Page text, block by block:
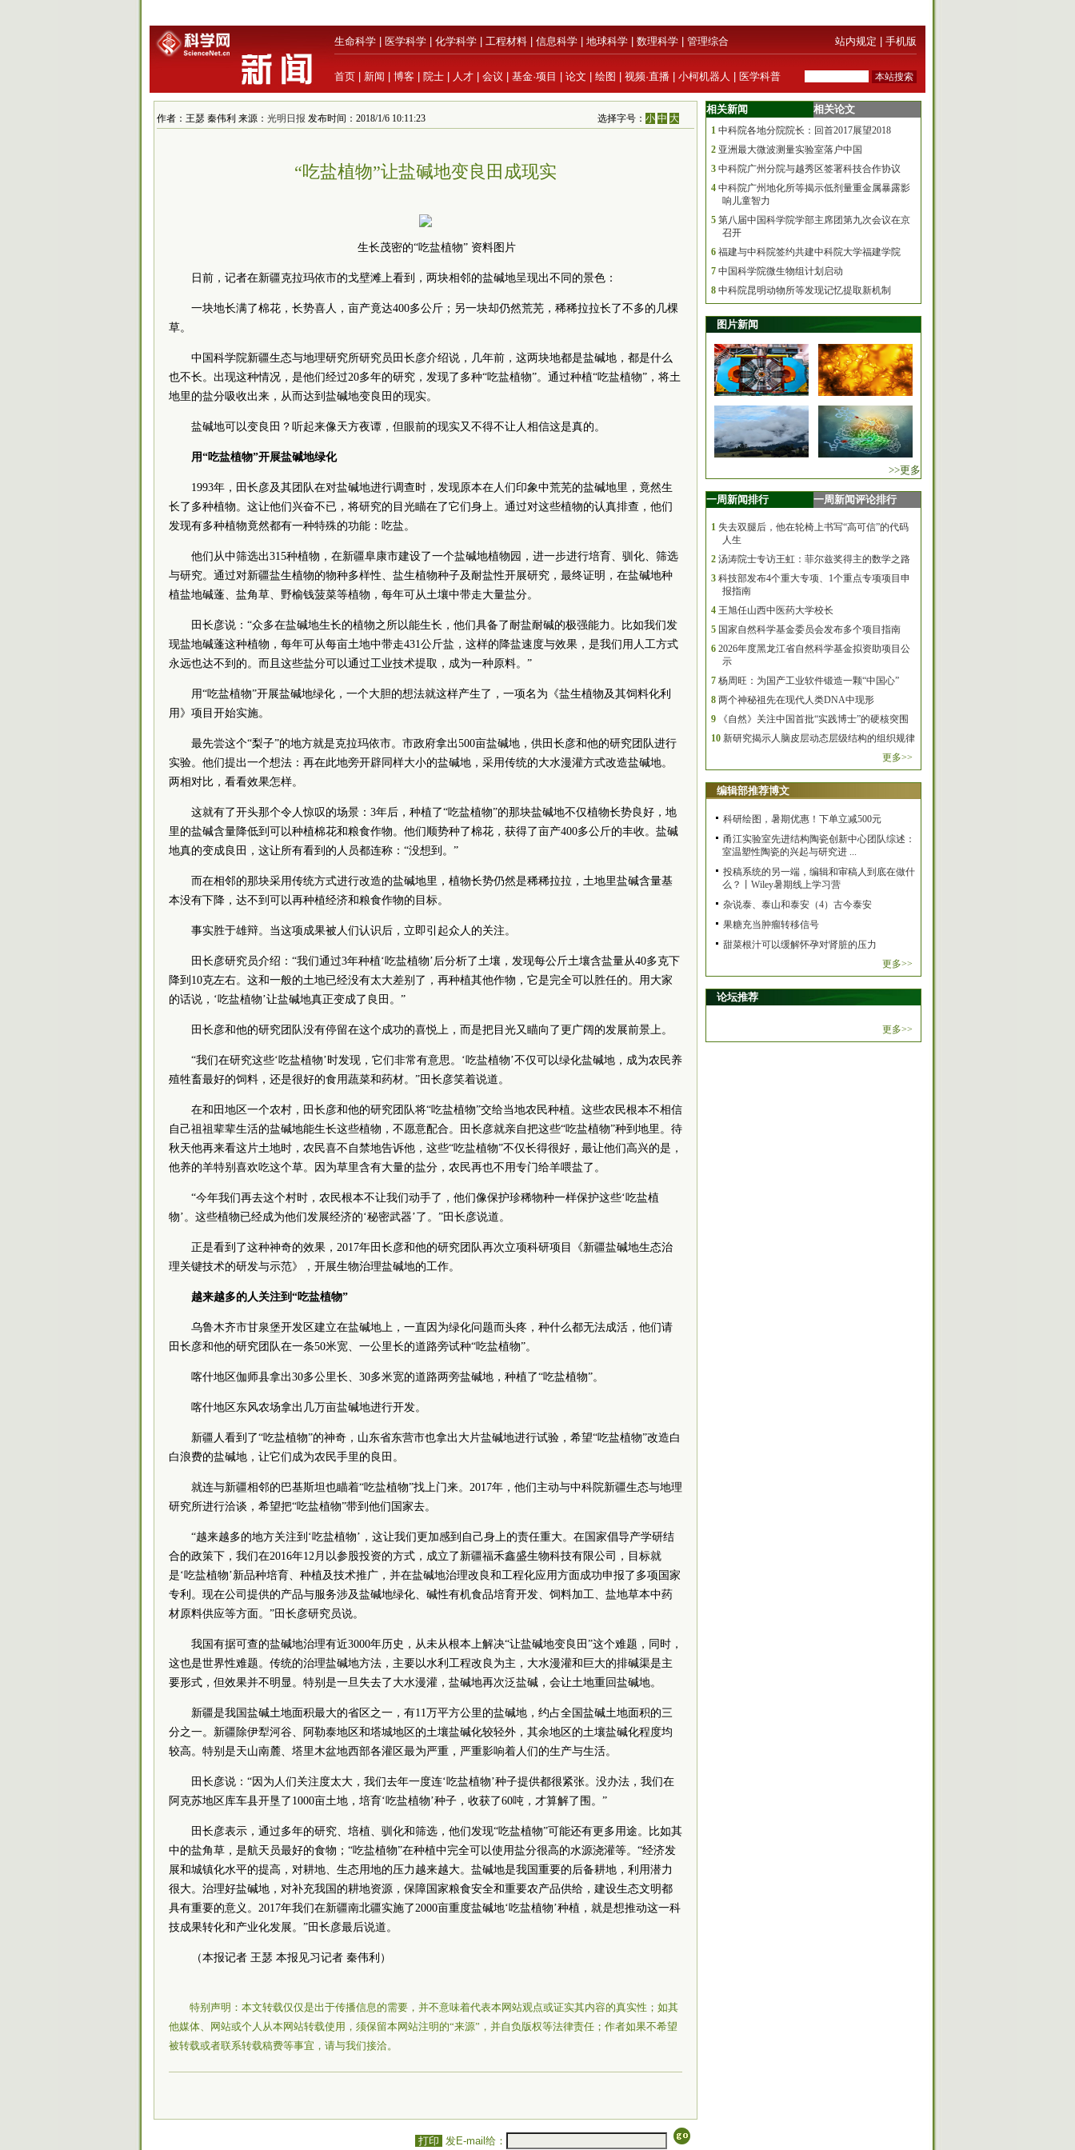
生命科学 医学科学 化学科学 工程材料 信息科学 地球科学 数理科学 管理综合 站内规定 手机版
首页 新闻 博客 院士 人才 会议 基金·项目 论文 绘图 视频·直播 小柯机器人 医学科普
作者：王瑟 秦伟利 来源： 光明日报 发布时间：2018/1/6 10:11:23 选择字号：小 中 大
“吃盐植物”让盐碱地变良田成现实
生长茂密的“吃盐植物” 资料图片
日前，记者在新疆克拉玛依市的戈壁滩上看到，两块相邻的盐碱地呈现出不同的景色：
一块地长满了棉花，长势喜人，亩产竟达400多公斤；另一块却仍然荒芜，稀稀拉拉长了不多的几棵
草。
中国科学院新疆生态与地理研究所研究员田长彦介绍说，几年前，这两块地都是盐碱地，都是什么
也不长。出现这种情况，是他们经过20多年的研究，发现了多种“吃盐植物”。通过种植“吃盐植物”，将土
地里的盐分吸收出来，从而达到盐碱地变良田的现实。
盐碱地可以变良田？听起来像天方夜谭，但眼前的现实又不得不让人相信这是真的。
用“吃盐植物”开展盐碱地绿化
1993年，田长彦及其团队在对盐碱地进行调查时，发现原本在人们印象中荒芜的盐碱地里，竟然生
长了多种植物。这让他们兴奋不已，将研究的目光瞄在了它们身上。通过对这些植物的认真排查，他们
发现有多种植物竟然都有一种特殊的功能：吃盐。
他们从中筛选出315种植物，在新疆阜康市建设了一个盐碱地植物园，进一步进行培育、驯化、筛选
与研究。通过对新疆盐生植物的物种多样性、盐生植物种子及耐盐性开展研究，最终证明，在盐碱地种
植盐地碱蓬、盐角草、野榆钱菠菜等植物，每年可从土壤中带走大量盐分。
田长彦说：“众多在盐碱地生长的植物之所以能生长，他们具备了耐盐耐碱的极强能力。比如我们发
现盐地碱蓬这种植物，每年可从每亩土地中带走431公斤盐，这样的降盐速度与效果，是我们用人工方式
永远也达不到的。而且这些盐分可以通过工业技术提取，成为一种原料。”
用“吃盐植物”开展盐碱地绿化，一个大胆的想法就这样产生了，一项名为《盐生植物及其饲料化利
用》项目开始实施。
最先尝这个“梨子”的地方就是克拉玛依市。市政府拿出500亩盐碱地，供田长彦和他的研究团队进行
实验。他们提出一个想法：再在此地旁开辟同样大小的盐碱地，采用传统的大水漫灌方式改造盐碱地。
两相对比，看看效果怎样。
这就有了开头那个令人惊叹的场景：3年后，种植了“吃盐植物”的那块盐碱地不仅植物长势良好，地
里的盐碱含量降低到可以种植棉花和粮食作物。他们顺势种了棉花，获得了亩产400多公斤的丰收。盐碱
地真的变成良田，这让所有看到的人员都连称：“没想到。”
而在相邻的那块采用传统方式进行改造的盐碱地里，植物长势仍然是稀稀拉拉，土地里盐碱含量基
本没有下降，达不到可以再种植经济和粮食作物的目标。
事实胜于雄辩。当这项成果被人们认识后，立即引起众人的关注。
田长彦研究员介绍：“我们通过3年种植‘吃盐植物’后分析了土壤，发现每公斤土壤含盐量从40多克下
降到10克左右。这和一般的土地已经没有太大差别了，再种植其他作物，它是完全可以胜任的。用大家
的话说，‘吃盐植物’让盐碱地真正变成了良田。”
田长彦和他的研究团队没有停留在这个成功的喜悦上，而是把目光又瞄向了更广阔的发展前景上。
“我们在研究这些‘吃盐植物’时发现，它们非常有意思。‘吃盐植物’不仅可以绿化盐碱地，成为农民养
殖牲畜最好的饲料，还是很好的食用蔬菜和药材。”田长彦笑着说道。
在和田地区一个农村，田长彦和他的研究团队将“吃盐植物”交给当地农民种植。这些农民根本不相信
自己祖祖辈辈生活的盐碱地能生长这些植物，不愿意配合。田长彦就亲自把这些“吃盐植物”种到地里。待
秋天他再来看这片土地时，农民喜不自禁地告诉他，这些“吃盐植物”不仅长得很好，最让他们高兴的是，
他养的羊特别喜欢吃这个草。因为草里含有大量的盐分，农民再也不用专门给羊喂盐了。
“今年我们再去这个村时，农民根本不让我们动手了，他们像保护珍稀物种一样保护这些‘吃盐植
物’。这些植物已经成为他们发展经济的‘秘密武器’了。”田长彦说道。
正是看到了这种神奇的效果，2017年田长彦和他的研究团队再次立项科研项目《新疆盐碱地生态治
理关键技术的研发与示范》，开展生物治理盐碱地的工作。
越来越多的人关注到“吃盐植物”
乌鲁木齐市甘泉堡开发区建立在盐碱地上，一直因为绿化问题而头疼，种什么都无法成活，他们请
田长彦和他的研究团队在一条50米宽、一公里长的道路旁试种“吃盐植物”。
喀什地区伽师县拿出30多公里长、30多米宽的道路两旁盐碱地，种植了“吃盐植物”。
喀什地区东风农场拿出几万亩盐碱地进行开发。
新疆人看到了“吃盐植物”的神奇，山东省东营市也拿出大片盐碱地进行试验，希望“吃盐植物”改造白
白浪费的盐碱地，让它们成为农民手里的良田。
就连与新疆相邻的巴基斯坦也瞄着“吃盐植物”找上门来。2017年，他们主动与中科院新疆生态与地理
研究所进行洽谈，希望把“吃盐植物”带到他们国家去。
“越来越多的地方关注到‘吃盐植物’，这让我们更加感到自己身上的责任重大。在国家倡导产学研结
合的政策下，我们在2016年12月以参股投资的方式，成立了新疆福禾鑫盛生物科技有限公司，目标就
是‘吃盐植物’新品种培育、种植及技术推广，并在盐碱地治理改良和工程化应用方面成功申报了多项国家
专利。现在公司提供的产品与服务涉及盐碱地绿化、碱性有机食品培育开发、饲料加工、盐地草本中药
材原料供应等方面。”田长彦研究员说。
我国有据可查的盐碱地治理有近3000年历史，从未从根本上解决“让盐碱地变良田”这个难题，同时，
这也是世界性难题。传统的治理盐碱地方法，主要以水利工程改良为主，大水漫灌和巨大的排碱渠是主
要形式，但效果并不明显。特别是一旦失去了大水漫灌，盐碱地再次泛盐碱，会让土地重回盐碱地。
新疆是我国盐碱土地面积最大的省区之一，有11万平方公里的盐碱地，约占全国盐碱土地面积的三
分之一。新疆除伊犁河谷、阿勒泰地区和塔城地区的土壤盐碱化较轻外，其余地区的土壤盐碱化程度均
较高。特别是天山南麓、塔里木盆地西部各灌区最为严重，严重影响着人们的生产与生活。
田长彦说：“因为人们关注度太大，我们去年一度连‘吃盐植物’种子提供都很紧张。没办法，我们在
阿克苏地区库车县开垦了1000亩土地，培育‘吃盐植物’种子，收获了60吨，才算解了围。”
田长彦表示，通过多年的研究、培植、驯化和筛选，他们发现“吃盐植物”可能还有更多用途。比如其
中的盐角草，是航天员最好的食物；“吃盐植物”在种植中完全可以使用盐分很高的水源浇灌等。“经济发
展和城镇化水平的提高，对耕地、生态用地的压力越来越大。盐碱地是我国重要的后备耕地，利用潜力
很大。治理好盐碱地，对补充我国的耕地资源，保障国家粮食安全和重要农产品供给，建设生态文明都
具有重要的意义。2017年我们在新疆南北疆实施了2000亩重度盐碱地‘吃盐植物’种植，就是想推动这一科
技成果转化和产业化发展。”田长彦最后说道。
（本报记者 王瑟 本报见习记者 秦伟利）
特别声明：本文转载仅仅是出于传播信息的需要，并不意味着代表本网站观点或证实其内容的真实性；如其
他媒体、网站或个人从本网站转载使用，须保留本网站注明的“来源”，并自负版权等法律责任；作者如果不希望
被转载或者联系转载稿费等事宜，请与我们接洽。
打印 发E-mail给：
相关新闻 相关论文
1 中科院各地分院院长：回首2017展望2018
2 亚洲最大微波测量实验室落户中国
3 中科院广州分院与越秀区签署科技合作协议
4 中科院广州地化所等揭示低剂量重金属暴露影
响儿童智力
5 第八届中国科学院学部主席团第九次会议在京
召开
6 福建与中科院签约共建中科院大学福建学院
7 中国科学院微生物组计划启动
8 中科院昆明动物所等发现记忆提取新机制
图片新闻
>>更多
一周新闻排行 一周新闻评论排行
1 失去双腿后，他在轮椅上书写“高可信”的代码
人生
2 汤涛院士专访王虹：菲尔兹奖得主的数学之路
3 科技部发布4个重大专项、1个重点专项项目申
报指南
4 王旭任山西中医药大学校长
5 国家自然科学基金委员会发布多个项目指南
6 2026年度黑龙江省自然科学基金拟资助项目公
示
7 杨周旺：为国产工业软件锻造一颗“中国心”
8 两个神秘祖先在现代人类DNA中现形
9
《自然》关注中国首批“实践博士”的硬核突围
10 新研究揭示人脑皮层动态层级结构的组织规律
更多>>
编辑部推荐博文
科研绘图，暑期优惠！下单立减500元
甬江实验室先进结构陶瓷创新中心团队综述：
室温塑性陶瓷的兴起与研究进 ...
投稿系统的另一端，编辑和审稿人到底在做什
么？丨Wiley暑期线上学习营
杂说泰、泰山和泰安（4）古今泰安
果糖充当肿瘤转移信号
甜菜根汁可以缓解怀孕对肾脏的压力
更多>>
论坛推荐
更多>>